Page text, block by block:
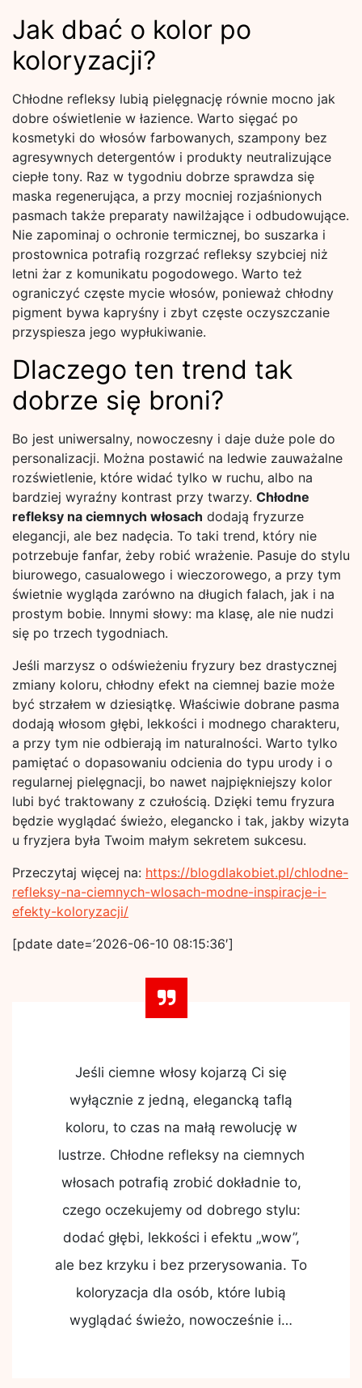
Jak dbać o kolor po
koloryzacji?
Chłodne refleksy lubią pielęgnację równie mocno jak
dobre oświetlenie w łazience. Warto sięgać po
kosmetyki do włosów farbowanych, szampony bez
agresywnych detergentów i produkty neutralizujące
ciepłe tony. Raz w tygodniu dobrze sprawdza się
maska regenerująca, a przy mocniej rozjaśnionych
pasmach także preparaty nawilżające i odbudowujące.
Nie zapominaj o ochronie termicznej, bo suszarka i
prostownica potrafią rozgrzać refleksy szybciej niż
letni żar z komunikatu pogodowego. Warto też
ograniczyć częste mycie włosów, ponieważ chłodny
pigment bywa kapryśny i zbyt częste oczyszczanie
przyspiesza jego wypłukiwanie.
Dlaczego ten trend tak
dobrze się broni?
Bo jest uniwersalny, nowoczesny i daje duże pole do
personalizacji. Można postawić na ledwie zauważalne
rozświetlenie, które widać tylko w ruchu, albo na
bardziej wyraźny kontrast przy twarzy. Chłodne
refleksy na ciemnych włosach dodają fryzurze
elegancji, ale bez nadęcia. To taki trend, który nie
potrzebuje fanfar, żeby robić wrażenie. Pasuje do stylu
biurowego, casualowego i wieczorowego, a przy tym
świetnie wygląda zarówno na długich falach, jak i na
prostym bobie. Innymi słowy: ma klasę, ale nie nudzi
się po trzech tygodniach.
Jeśli marzysz o odświeżeniu fryzury bez drastycznej
zmiany koloru, chłodny efekt na ciemnej bazie może
być strzałem w dziesiątkę. Właściwie dobrane pasma
dodają włosom głębi, lekkości i modnego charakteru,
a przy tym nie odbierają im naturalności. Warto tylko
pamiętać o dopasowaniu odcienia do typu urody i o
regularnej pielęgnacji, bo nawet najpiękniejszy kolor
lubi być traktowany z czułością. Dzięki temu fryzura
będzie wyglądać świeżo, elegancko i tak, jakby wizyta
u fryzjera była Twoim małym sekretem sukcesu.
Przeczytaj więcej na: https://blogdlakobiet.pl/chlodne-
refleksy-na-ciemnych-wlosach-modne-inspiracje-i-
efekty-koloryzacji/
[pdate date=’2026-06-10 08:15:36′]
Jeśli ciemne włosy kojarzą Ci się
wyłącznie z jedną, elegancką taflą
koloru, to czas na małą rewolucję w
lustrze. Chłodne refleksy na ciemnych
włosach potrafią zrobić dokładnie to,
czego oczekujemy od dobrego stylu:
dodać głębi, lekkości i efektu „wow”,
ale bez krzyku i bez przerysowania. To
koloryzacja dla osób, które lubią
wyglądać świeżo, nowocześnie i…